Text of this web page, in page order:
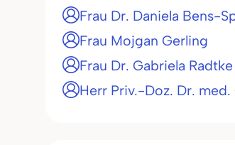
Frau Dr. Daniela Bens-
Frau Mojgan Gerling
Frau Dr. Gabriela Radtke
Herr Priv.-Doz. Dr.